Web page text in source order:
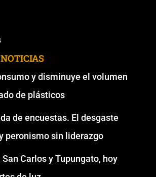
y disminuye el volumen
de plásticos
de encuestas. El desgaste
peronismo sin liderazgo
Carlos y Tupungato, hoy